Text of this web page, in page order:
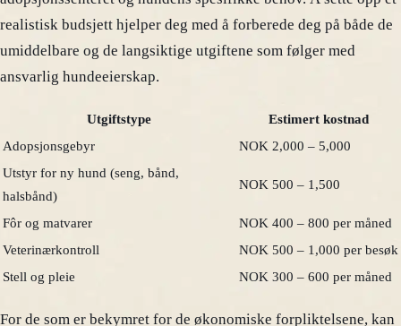
realistisk budsjett hjelper deg med å forberede deg på både de
umiddelbare og de langsiktige utgiftene som følger med
ansvarlig hundeeierskap.
Utgiftstype
Estimert kostnad
Adopsjonsgebyr
NOK 2,000 – 5,000
Utstyr for ny hund (seng, bånd,
halsbånd)
NOK 500 – 1,500
Fôr og matvarer
NOK 400 – 800 per måned
Veterinærkontroll
NOK 500 – 1,000 per besøk
Stell og pleie
NOK 300 – 600 per måned
For de som er bekymret for de økonomiske forpliktelsene, kan